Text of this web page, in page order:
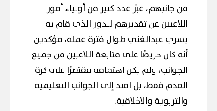
من جانبهم، عبّر عدد كبير من أولياء أمور
اللاعبين عن تقديرهم للدور الذي قام به
يسري عبدالغني طوال فترة عمله، مؤكدين
أنه كان حريصًا على متابعة اللاعبين من جميع
الجوانب، ولم يكن اهتمامه مقتصرًا على كرة
القدم فقط، بل امتد إلى الجوانب التعليمية
والتربوية والأخلاقية.